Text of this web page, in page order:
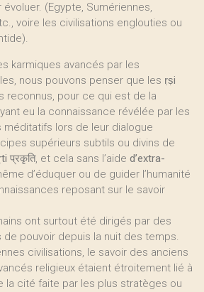
(Egypte, Sumériennes,
voire les civilisations englouties ou
karmiques avancés par les
nous pouvons penser que les ṛṣi
reconnus, pour ce qui est de la
eu la connaissance révélée par les
lors de leur dialogue
supérieurs subtils ou divins de
प्रकृति, et cela sans l’aide d’extra-
d’éduquer ou de guider l’humanité
reposant sur le savoir
ont surtout été dirigés par des
pouvoir depuis la nuit des temps.
civilisations, le savoir des anciens
religieux étaient étroitement lié à
la cité faite par les plus stratèges ou